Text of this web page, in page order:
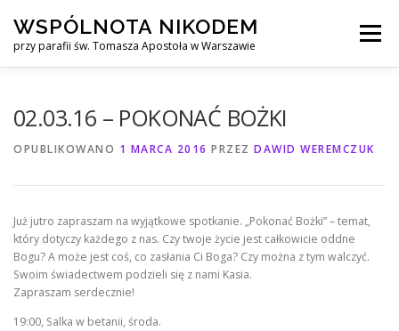
treści
WSPÓLNOTA NIKODEM
przy parafii św. Tomasza Apostoła w Warszawie
Menu
02.03.16 – POKONAĆ BOŻKI
OPUBLIKOWANO 1 MARCA 2016 PRZEZ DAWID WEREMCZUK
Już jutro zapraszam na wyjątkowe spotkanie. „Pokonać Bożki” – temat,
który dotyczy każdego z nas. Czy twoje życie jest całkowicie oddne
Bogu? A może jest coś, co zasłania Ci Boga? Czy można z tym walczyć.
Swoim świadectwem podzieli się z nami Kasia.
Zapraszam serdecznie!
19:00, Salka w betanii, środa.